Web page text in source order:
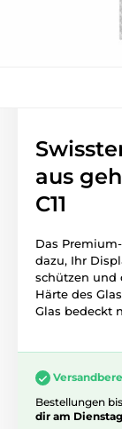
aus
C11
Das
dazu, Ihr
schützen und
Härte des
Glas bedeckt
Bestellungen
dir am Dienstag